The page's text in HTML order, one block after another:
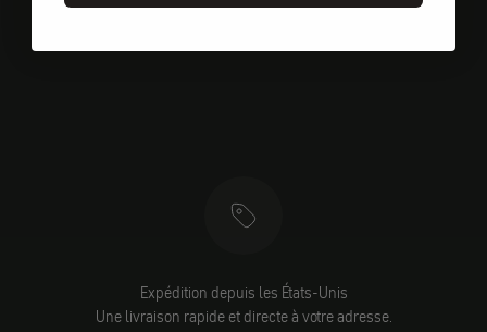
Expédition depuis les États-Unis
Une livraison rapide et directe à votre adresse.